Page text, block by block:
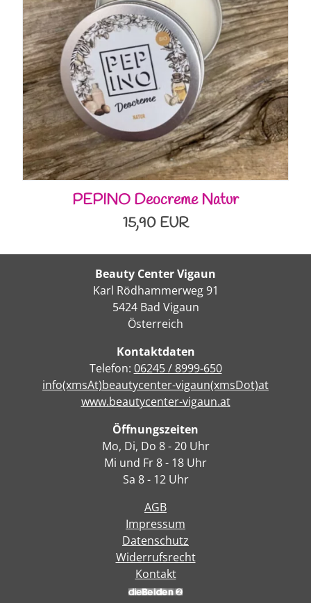
PEPINO Deocreme Natur
15,90 EUR
Beauty Center Vigaun
Karl Rödhammerweg 91
5424 Bad Vigaun
Österreich
Kontaktdaten
Telefon: 06245 / 8999-650
info(xmsAt)beautycenter-vigaun(xmsDot)at
www.beautycenter-vigaun.at
Öffnungszeiten
Mo, Di, Do 8 - 20 Uhr
Mi und Fr 8 - 18 Uhr
Sa 8 - 12 Uhr
AGB
Impressum
Datenschutz
Widerrufsrecht
Kontakt